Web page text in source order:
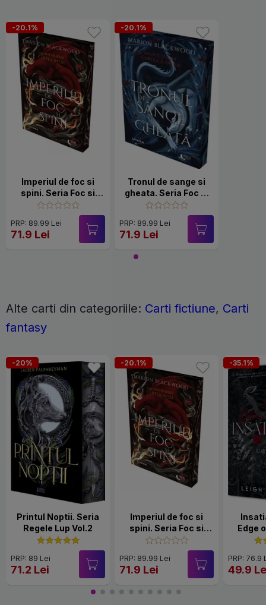
-20.1%
Imperiul de foc si
spini. Seria Foc si
spini Vol.1
PRP: 89.99 Lei
71.9 Lei
-20.1%
Tronul de sange si
gheata. Seria Foc si
spini Vol.2
PRP: 89.99 Lei
71.9 Lei
Alte carti din categoriile: Carti fictiune, Carti
fantasy
-20%
Printul Noptii. Seria
Regele Lup Vol.2
PRP: 89 Lei
71.2 Lei
-20.1%
Imperiul de foc si
spini. Seria Foc si
spini Vol.1
PRP: 89.99 Lei
71.9 Lei
-35.1%
Edge
PRP: 76.9
49.9